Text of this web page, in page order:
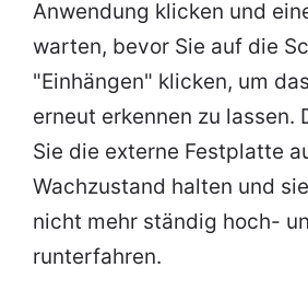
Anwendung klicken und
warten, bevor Sie auf die
"Einhängen" klicken, um
erneut erkennen zu lassen.
Sie die externe Festplatte
Wachzustand halten und
nicht mehr ständig hoch-
runterfahren.